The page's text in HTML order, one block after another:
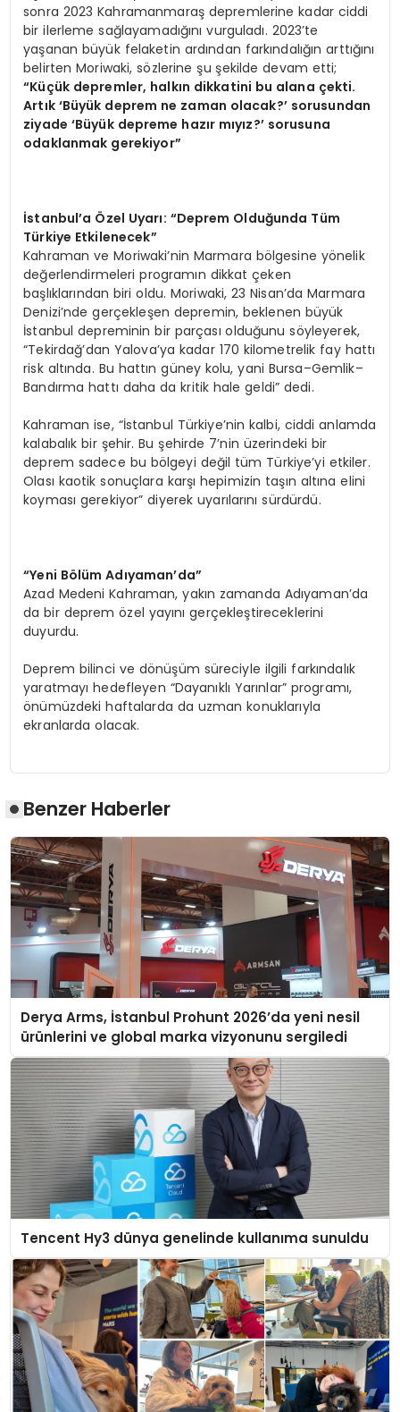
sonra 2023 Kahramanmaraş depremlerine kadar ciddi
bir ilerleme sağlayamadığını vurguladı. 2023’te
yaşanan büyük felaketin ardından farkındalığın arttığını
belirten Moriwaki, sözlerine şu şekilde devam etti;
“Küçük depremler, halkın dikkatini bu alana çekti.
Artık ‘Büyük deprem ne zaman olacak?’ sorusundan
ziyade ‘Büyük depreme hazır mıyız?’ sorusuna
odaklanmak gerekiyor”
İstanbul’a Özel Uyarı: “Deprem Olduğunda Tüm
Türkiye Etkilenecek”
Kahraman ve Moriwaki’nin Marmara bölgesine yönelik
değerlendirmeleri programın dikkat çeken
başlıklarından biri oldu. Moriwaki, 23 Nisan’da Marmara
Denizi’nde gerçekleşen depremin, beklenen büyük
İstanbul depreminin bir parçası olduğunu söyleyerek,
“Tekirdağ’dan Yalova’ya kadar 170 kilometrelik fay hattı
risk altında. Bu hattın güney kolu, yani Bursa–Gemlik–
Bandırma hattı daha da kritik hale geldi” dedi.
Kahraman ise, “İstanbul Türkiye’nin kalbi, ciddi anlamda
kalabalık bir şehir. Bu şehirde 7’nin üzerindeki bir
deprem sadece bu bölgeyi değil tüm Türkiye’yi etkiler.
Olası kaotik sonuçlara karşı hepimizin taşın altına elini
koyması gerekiyor” diyerek uyarılarını sürdürdü.
“Yeni Bölüm Adıyaman’da”
Azad Medeni Kahraman, yakın zamanda Adıyaman’da
da bir deprem özel yayını gerçekleştireceklerini
duyurdu.
Deprem bilinci ve dönüşüm süreciyle ilgili farkındalık
yaratmayı hedefleyen “Dayanıklı Yarınlar” programı,
önümüzdeki haftalarda da uzman konuklarıyla
ekranlarda olacak.
Benzer Haberler
Derya Arms, İstanbul Prohunt 2026’da yeni nesil
ürünlerini ve global marka vizyonunu sergiledi
Tencent Hy3 dünya genelinde kullanıma sunuldu